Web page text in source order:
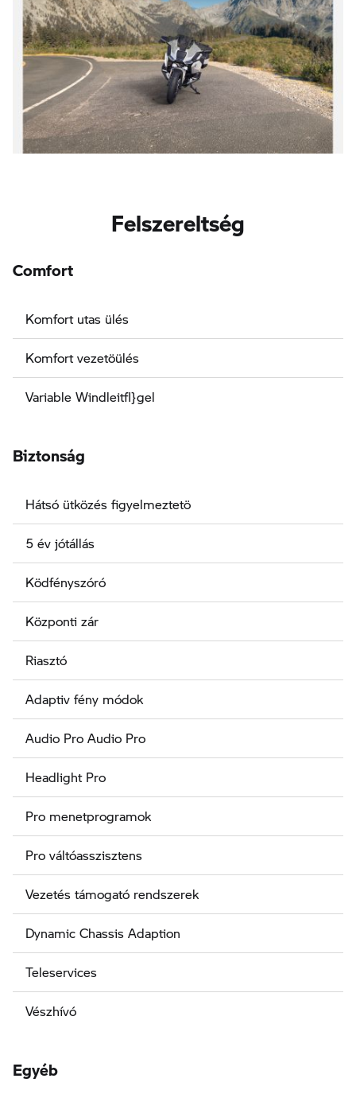
Felszereltség
Comfort
Komfort utas ülés
Komfort vezetöülés
Variable Windleitfl}gel
Biztonság
Hátsó ütközés figyelmeztetö
5 év jótállás
Ködfényszóró
Központi zár
Riasztó
Adaptiv fény módok
Audio Pro Audio Pro
Headlight Pro
Pro menetprogramok
Pro váltóasszisztens
Vezetés támogató rendszerek
Dynamic Chassis Adaption
Teleservices
Vészhívó
Egyéb